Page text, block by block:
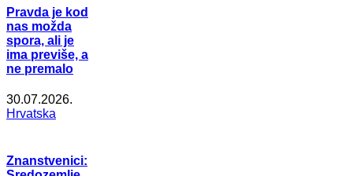
Pravda je kod
nas možda
spora, ali je
ima previše, a
ne premalo
30.07.2026.
Hrvatska
Znanstvenici: